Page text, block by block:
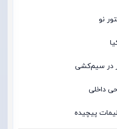
نو
در سیم‌کشی
داخلی
پیچیده